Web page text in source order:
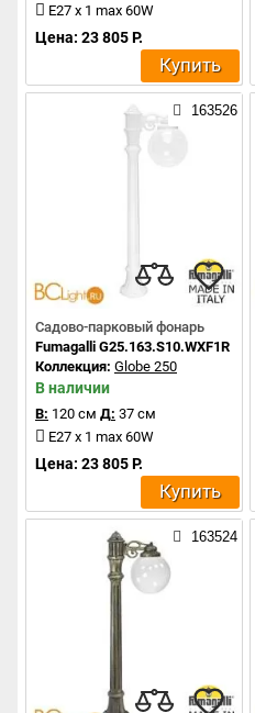
E27 x 1 max 60W
Цена: 23 805 Р.
Купить
163526
Садово-парковый фонарь
Fumagalli G25.163.S10.WXF1R
Коллекция: Globe 250
В наличии
В: 120 см Д: 37 см
E27 x 1 max 60W
Цена: 23 805 Р.
Купить
163524